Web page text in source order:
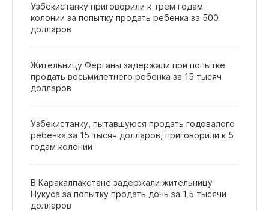
Узбекистанку приговорили к трем годам
колонии за попытку продать ребенка за 500
долларов
Жительницу Ферганы задержали при попытке
продать восьмилетнего ребенка за 15 тысяч
долларов
Узбекистанку, пытавшуюся продать годовалого
ребенка за 15 тысяч долларов, приговорили к 5
годам колонии
В Каракалпакстане задержали жительницу
Нукуса за попытку продать дочь за 1,5 тысячи
долларов